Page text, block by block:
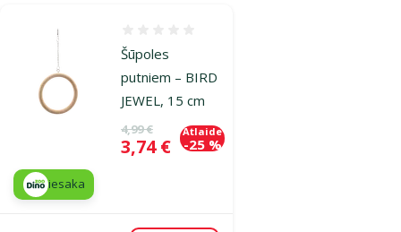
Šūpoles
putniem – BIRD
JEWEL, 15 cm
Oriģinālā cena
4,99 €
Cena
3,74 €
Atlaide
-25 %
iesaka